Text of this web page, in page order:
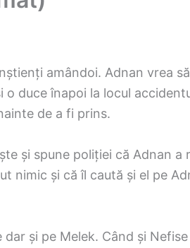
amândoi. Adnan vrea
duce înapoi la locul
de a fi prins.
și spune poliției că Adnan a
nimic și că îl caută și el pe
și pe Melek. Când și